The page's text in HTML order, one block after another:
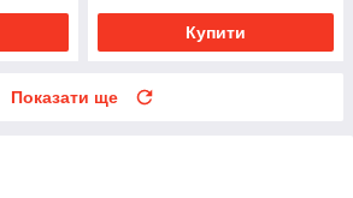
Купити
Показати ще